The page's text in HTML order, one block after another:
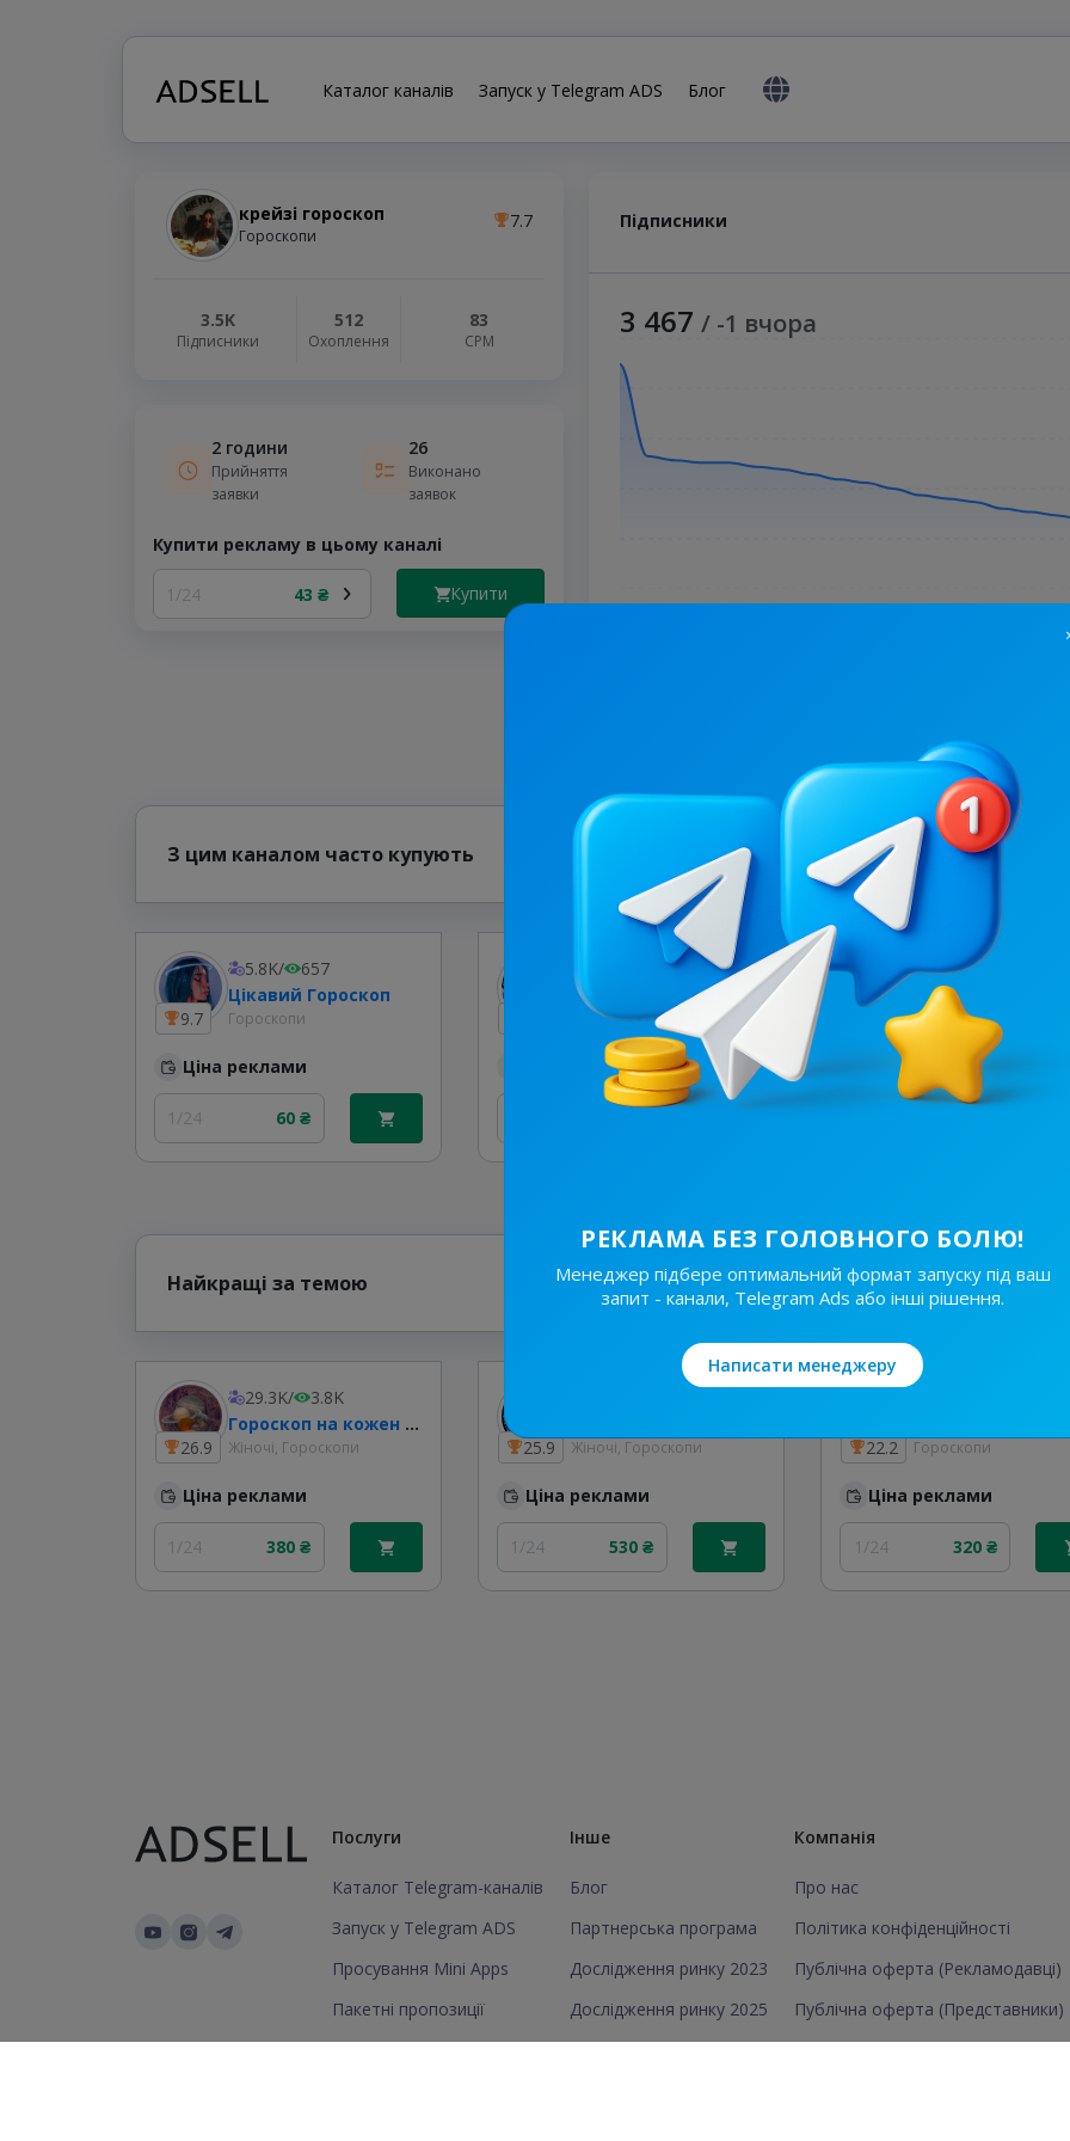
Каталог каналів Запуск у Telegram ADS Блог
крейзі гороскоп
Гороскопи
7.7
3.5K
Підписники
512
Охоплення
83
СРМ
2 години
Прийняття
заявки
26
Виконано
заявок
Купити рекламу в цьому каналі
1/24 43 ₴ Купити
Підписники
3 467 / -1 вчора
З цим каналом часто купують
9.7
5.8K/
657
Цікавий Гороскоп
Гороскопи
Ціна реклами
1/24 60 ₴
680
гороскоп від Лі🔮
Гороскопи
Ціна реклами
1.6
1.4K/
гороскопчик
Гороскопи
Ціна реклами
Найкращі за темою
26.9
29.3K/
3.8K
Гороскоп на кожен день | Таро 🌘
Жіночі, Гороскопи
Ціна реклами
1/24 380 ₴
25.9 Жіночі, Гороскопи
Ціна реклами
1/24 530 ₴
22.2 Гороскопи
Ціна реклами
1/24 320 ₴
Послуги
Каталог Telegram-каналів
Запуск у Telegram ADS
Просування Mini Apps
Пакетні пропозиції
Інше
Блог
Партнерська програма
Дослідження ринку 2023
Дослідження ринку 2025
Компанія
Про нас
Політика конфіденційності
Публічна оферта (Рекламодавці)
Публічна оферта (Представники)
РЕКЛАМА БЕЗ ГОЛОВНОГО БОЛЮ!
Менеджер підбере оптимальний формат запуску під ваш
запит - канали, Telegram Ads або інші рішення.
Написати менеджеру